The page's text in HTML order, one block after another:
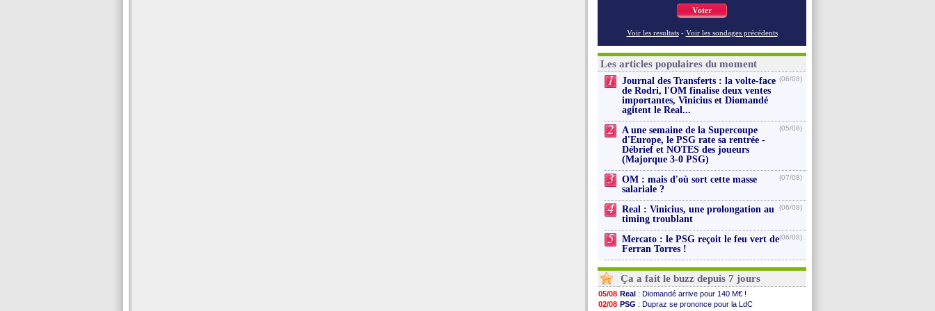
Voter
Voir les resultats - Voir les sondages précédents
Les articles populaires du moment
1
Journal des Transferts : la volte-face
de Rodri, l'OM finalise deux ventes
importantes, Vinicius et Diomandé
agitent le Real...
(06/08)
2
A une semaine de la Supercoupe
d'Europe, le PSG rate sa rentrée -
Débrief et NOTES des joueurs
(Majorque 3-0 PSG)
(05/08)
3
OM : mais d'où sort cette masse
salariale ?
(07/08)
4
Real : Vinicius, une prolongation au
timing troublant
(06/08)
5
Mercato : le PSG reçoit le feu vert de
Ferran Torres !
(06/08)
Ça a fait le buzz depuis 7 jours
05/08 Real : Diomandé arrive pour 140 M€ !
02/08 PSG : Dupraz se prononce pour la LdC